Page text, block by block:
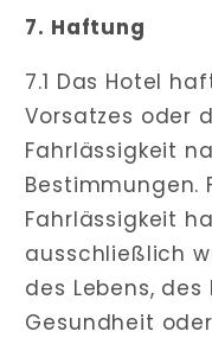
7. Haftung
7.1 Das Hotel
Vorsatzes oder
Fahrlässigkeit
Bestimmungen.
Fahrlässigkeit
ausschließlich
des Lebens,
Gesundheit